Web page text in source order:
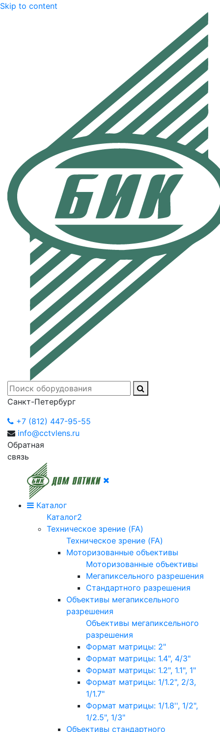
Skip to content
Санкт-Петербург
+7 (812) 447-95-55
info@cctvlens.ru
Обратная
связь
Каталог
Каталог2
Техническое зрение (FA)
Техническое зрение (FA)
Моторизованные объективы
Моторизованные объективы
Мегапиксельного разрешения
Стандартного разрешения
Объективы мегапиксельного
разрешения
Объективы мегапиксельного
разрешения
Формат матрицы: 2"
Формат матрицы: 1.4", 4/3"
Формат матрицы: 1.2", 1.1", 1"
Формат матрицы: 1/1.2", 2/3,
1/1.7"
Формат матрицы: 1/1.8'', 1/2",
1/2.5", 1/3"
Объективы стандартного